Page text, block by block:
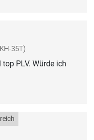
35T)
PLV. Würde ich